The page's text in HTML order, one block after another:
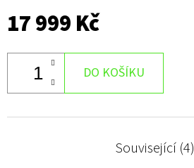
17 999 Kč
DO KOŠÍKU
Související (4)